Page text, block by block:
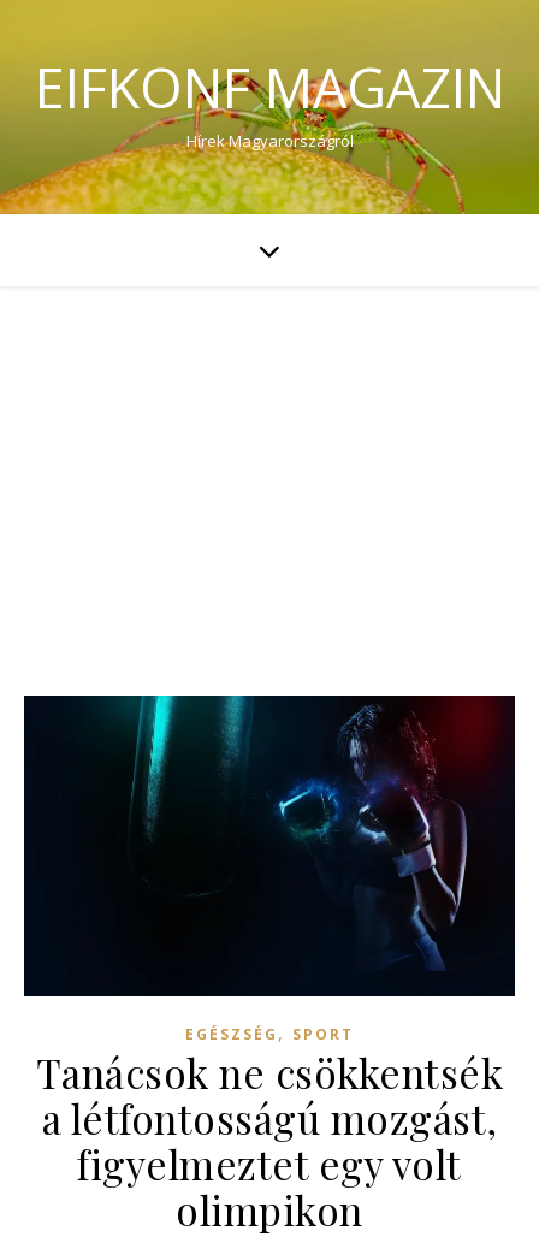
EIFKONF MAGAZIN
Hírek Magyarországról
EGÉSZSÉG , SPORT
Tanácsok ne csökkentsék
a létfontosságú mozgást,
figyelmeztet egy volt
olimpikon